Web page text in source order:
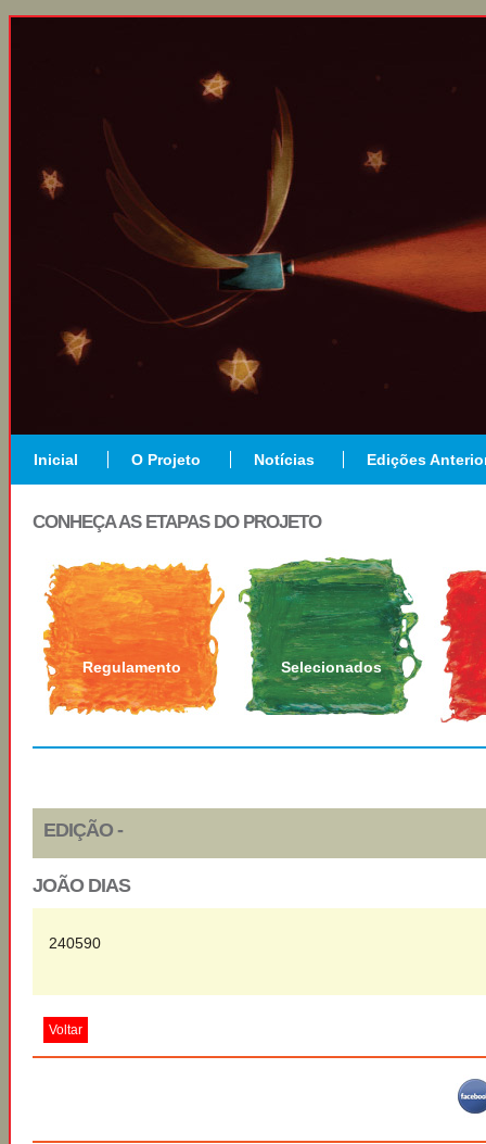
Inicial O Projeto Notícias Edições
CONHEÇA AS ETAPAS DO PROJETO
Regulamento Selecionados
EDIÇÃO -
JOÃO DIAS
240590
Voltar